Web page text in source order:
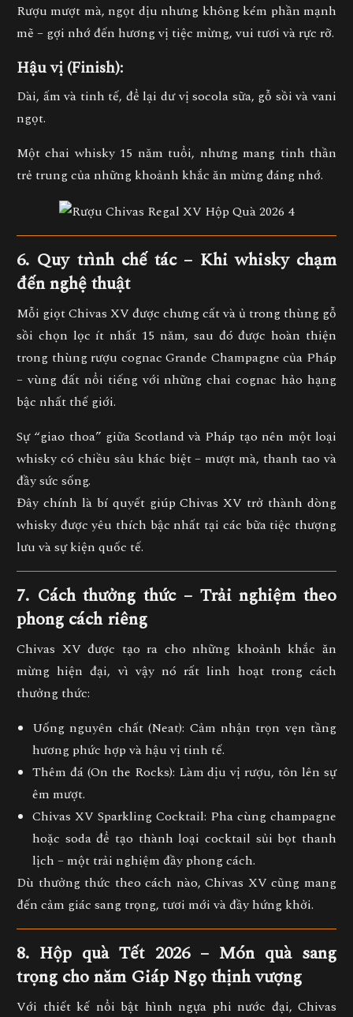
Rượu mượt mà, ngọt dịu nhưng không kém phần mạnh
mẽ – gợi nhớ đến hương vị tiệc mừng, vui tươi và rực rỡ.
Hậu vị (Finish):
Dài, ấm và tinh tế, để lại dư vịsocola sữa, gỗ sồi và vani
ngọt.
Một chai whisky 15 năm tuổi, nhưng mang tinh thần
trẻ trung của những khoảnh khắc ăn mừng đáng nhớ.
6. Quy trình chế tác – Khi whisky chạm
đến nghệ thuật
Mỗi giọtChivas XV được chưng cất và ủ trongthùng gỗ
sồi chọn lọc ít nhất 15 năm, sau đó đượchoàn thiện
trong thùng rượu cognac Grande Champagne của Pháp
– vùng đất nổi tiếng với những chai cognac hảo hạng
bậc nhất thế giới.
Sự “giao thoa” giữa Scotland và Pháp tạo nên một loại
whisky có chiều sâu khác biệt –mượt mà, thanh tao và
đầy sức sống.
Đây chính là bí quyết giúp Chivas XV trở thành dòng
whisky được yêu thích bậc nhất tại các bữa tiệc thượng
lưu và sự kiện quốc tế.
7. Cách thưởng thức – Trải nghiệm theo
phong cách riêng
Chivas XV được tạo ra chonhững khoảnh khắc ăn
mừng hiện đại, vì vậy nó rất linh hoạt trong cách
thưởng thức:
Uống nguyên chất (Neat): Cảm nhận trọn vẹn tầng
hương phức hợp và hậu vị tinh tế.
Thêm đá (On the Rocks): Làm dịu vị rượu, tôn lên sự
êm mượt.
Chivas XV Sparkling Cocktail: Pha cùng champagne
hoặc soda để tạo thành loại cocktail sủi bọt thanh
lịch – một trải nghiệm đầy phong cách.
Dù thưởng thức theo cách nào,Chivas XV cũng mang
đến cảm giác sang trọng, tươi mới và đầy hứng khởi.
8. Hộp quà Tết 2026 – Món quà sang
trọng cho năm Giáp Ngọ thịnh vượng
Với thiết kế nổi bật hình ngựa phi nước đại, Chivas